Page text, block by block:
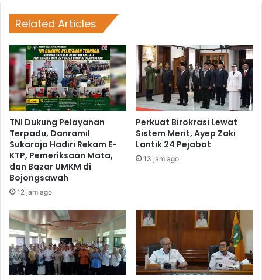
Related Articles
TNI Dukung Pelayanan
Terpadu, Danramil
Sukaraja Hadiri Rekam E-
KTP, Pemeriksaan Mata,
dan Bazar UMKM di
Bojongsawah
12 jam ago
Perkuat Birokrasi Lewat
Sistem Merit, Ayep Zaki
Lantik 24 Pejabat
13 jam ago